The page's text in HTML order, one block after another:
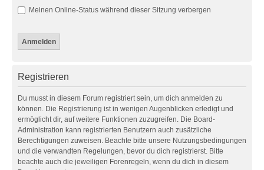
Meinen Online-Status während dieser Sitzung verbergen
Registrieren
Du musst in diesem Forum registriert sein, um dich anmelden zu
können. Die Registrierung ist in wenigen Augenblicken erledigt und
ermöglicht dir, auf weitere Funktionen zuzugreifen. Die Board-
Administration kann registrierten Benutzern auch zusätzliche
Berechtigungen zuweisen. Beachte bitte unsere Nutzungsbedingungen
und die verwandten Regelungen, bevor du dich registrierst. Bitte
beachte auch die jeweiligen Forenregeln, wenn du dich in diesem